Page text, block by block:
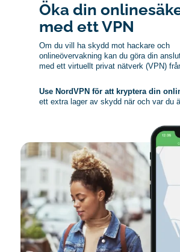
Öka din
med ett VPN
Om du vill ha skydd mot hackare och
onlineövervakning kan du göra din
med ett virtuellt privat nätverk (VPN)
Use NordVPN för att kryptera din
ett extra lager av skydd när och var du